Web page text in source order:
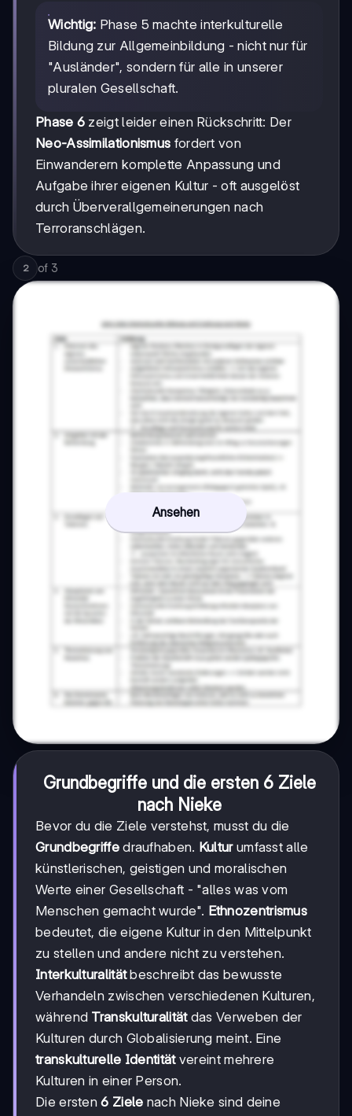
Wichtig: Phase 5 machte interkulturelle
Bildung zur Allgemeinbildung - nicht nur für
"Ausländer", sondern für alle in unserer
pluralen Gesellschaft.
Phase 6 zeigt leider einen Rückschritt: Der
Neo-Assimilationismus fordert von
Einwanderern komplette Anpassung und
Aufgabe ihrer eigenen Kultur - oft ausgelöst
durch Überverallgemeinerungen nach
Terroranschlägen.
2 of 3
Ansehen
Grundbegriffe und die ersten 6 Ziele
nach Nieke
Bevor du die Ziele verstehst, musst du die
Grundbegriffedraufhaben. Kulturumfasst alle
künstlerischen, geistigen und moralischen
Werte einer Gesellschaft - "alles was vom
Menschen gemacht wurde". Ethnozentrismus
bedeutet, die eigene Kultur in den Mittelpunkt
zu stellen und andere nicht zu verstehen.
Interkulturalitätbeschreibt das bewusste
Verhandeln zwischen verschiedenen Kulturen,
während Transkulturalitätdas Verweben der
Kulturen durch Globalisierung meint. Eine
transkulturelle Identitätvereint mehrere
Kulturen in einer Person.
Die ersten6 Ziele nach Nieke sind deine